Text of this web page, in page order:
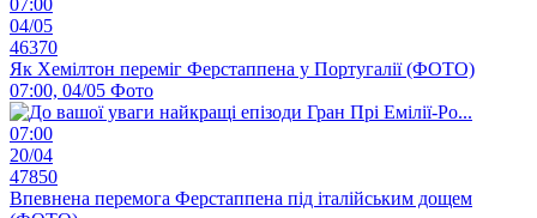
07:00
04/05
46370
Як Хемілтон переміг Ферстаппена у Португалії (ФОТО)
07:00, 04/05 Фото
07:00
20/04
47850
Впевнена перемога Ферстаппена під італійським дощем